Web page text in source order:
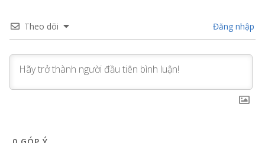
Theo dõi Đăng nhập